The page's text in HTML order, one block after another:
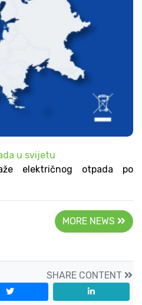
u svijetu
električnog otpada po
MORE NEWS
SHARE CONTENT